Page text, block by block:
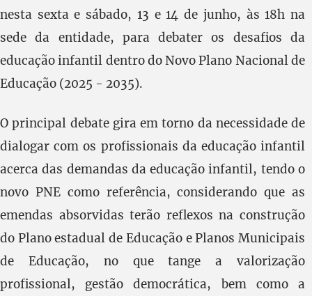
nesta sexta e sábado, 13 e 14 de junho, às 18h na
sede da entidade, para debater os desafios da
educação infantil dentro do Novo Plano Nacional de
Educação (2025 - 2035).
O principal debate gira em torno da necessidade de
dialogar com os profissionais da educação infantil
acerca das demandas da educação infantil, tendo o
novo PNE como referência, considerando que as
emendas absorvidas terão reflexos na construção
do Plano estadual de Educação e Planos Municipais
de Educação, no que tange a valorização
profissional, gestão democrática, bem como a